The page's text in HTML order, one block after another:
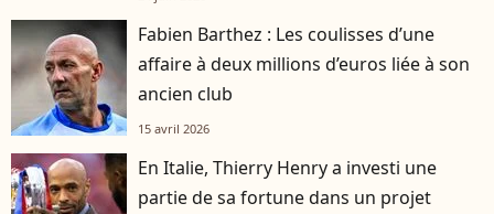
Fabien Barthez : Les coulisses d’une
affaire à deux millions d’euros liée à son
ancien club
15 avril 2026
En Italie, Thierry Henry a investi une
partie de sa fortune dans un projet